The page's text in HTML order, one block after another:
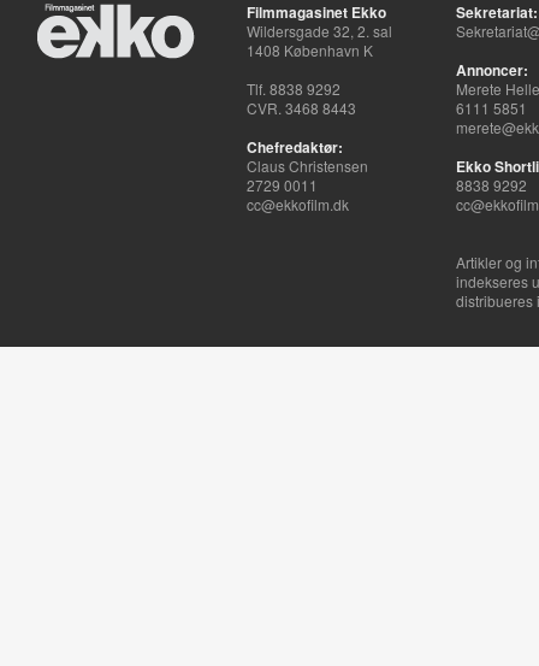
Filmmagasinet Ekko
Wildersgade 32, 2. sal
1408 København K
Tlf. 8838 9292
CVR. 3468 8443
Chefredaktør:
Claus Christensen
2729 0011
cc@ekkofilm.dk
Sekretariat:
Annoncer:
Merete
6111 5851
Ekko
8838 9292
Artikler og
indekseres
distribueres